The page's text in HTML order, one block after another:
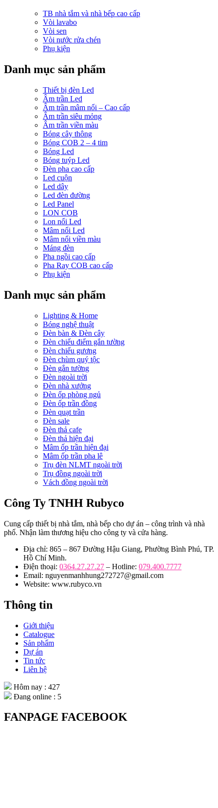
TB nhà tắm và nhà bếp cao cấp
Vòi lavabo
Vòi sen
Vòi nước rửa chén
Phụ kiện
Danh mục sản phẩm
Thiết bị đèn Led
Âm trần Led
Âm trần mâm nổi – Cao cấp
Âm trần siêu mỏng
Âm trần viền màu
Bóng cây thông
Bóng COB 2 – 4 tim
Bóng Led
Bóng tuýp Led
Đèn pha cao cấp
Led cuộn
Led dây
Led đèn đường
Led Panel
LON COB
Lon nổi Led
Mâm nổi Led
Mâm nổi viền màu
Máng đèn
Pha ngồi cao cấp
Pha Ray COB cao cấp
Phụ kiện
Danh mục sản phẩm
Lighting & Home
Bóng nghệ thuật
Đèn bàn & Đèn cây
Đèn chiếu điểm gắn tường
Đèn chiếu gương
Đèn chùm quý tộc
Đèn gắn tường
Đèn ngoài trời
Đèn nhà xưởng
Đèn ốp phòng ngủ
Đèn ốp trần đồng
Đèn quạt trần
Đèn sale
Đèn thả cafe
Đèn thả hiện đại
Mâm ốp trần hiện đại
Mâm ốp trần pha lê
Trụ đèn NLMT ngoài trời
Trụ đồng ngoài trời
Vách đồng ngoài trời
Công Ty TNHH Rubyco
Cung cấp thiết bị nhà tắm, nhà bếp cho dự án – công trình và nhà
phố. Nhận làm thương hiệu cho công ty và cửa hàng.
Địa chỉ: 865 – 867 Đường Hậu Giang, Phường Bình Phú, TP.
Hồ Chí Minh.
Điện thoại: 0364.27.27.27 – Hotline: 079.400.7777
Email: nguyenmanhhung272727@gmail.com
Website: www.rubyco.vn
Thông tin
Giới thiệu
Catalogue
Sản phẩm
Dự án
Tin tức
Liên hệ
Hôm nay : 427
Đang online : 5
FANPAGE FACEBOOK